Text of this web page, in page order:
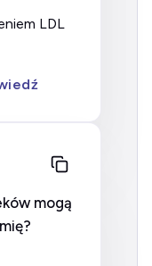
mogą